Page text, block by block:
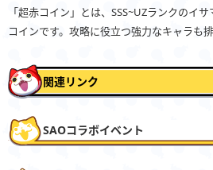
「超赤コイン」とは、SSS~UZランクのイ
コインです。攻略に役立つ強力なキャラも
関連リンク
SAOコラボイベント